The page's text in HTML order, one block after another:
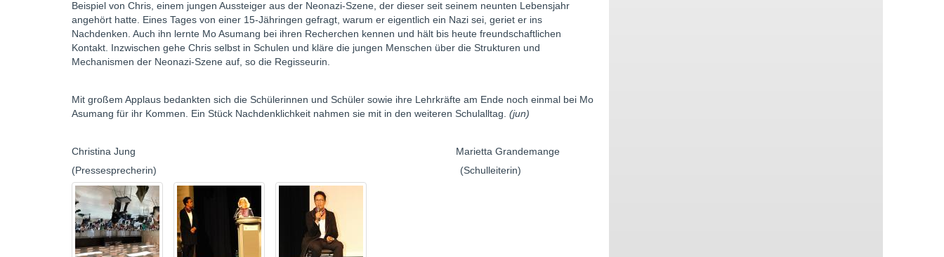
Beispiel von Chris, einem jungen Aussteiger aus der Neonazi-Szene, der dieser seit seinem neunten Lebensjahr
angehört hatte. Eines Tages von einer 15-Jähringen gefragt, warum er eigentlich ein Nazi sei, geriet er ins
Nachdenken. Auch ihn lernte Mo Asumang bei ihren Recherchen kennen und hält bis heute freundschaftlichen
Kontakt. Inzwischen gehe Chris selbst in Schulen und kläre die jungen Menschen über die Strukturen und
Mechanismen der Neonazi-Szene auf, so die Regisseurin.
Mit großem Applaus bedankten sich die Schülerinnen und Schüler sowie ihre Lehrkräfte am Ende noch einmal bei Mo
Asumang für ihr Kommen. Ein Stück Nachdenklichkeit nahmen sie mit in den weiteren Schulalltag. (jun)
Christina Jung Marietta Grandemange
(Pressesprecherin) (Schulleiterin)